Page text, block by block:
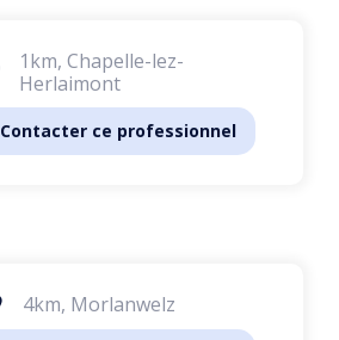
1km,Chapelle-lez-
Herlaimont
Contacter ce professionnel
4km, Morlanwelz